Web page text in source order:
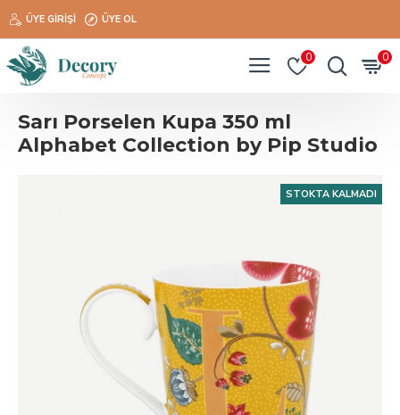
ÜYE GIRIŞI ÜYE OL
0 0
Sarı Porselen Kupa 350 ml
Alphabet Collection by Pip Studio
STOKTA KALMADI